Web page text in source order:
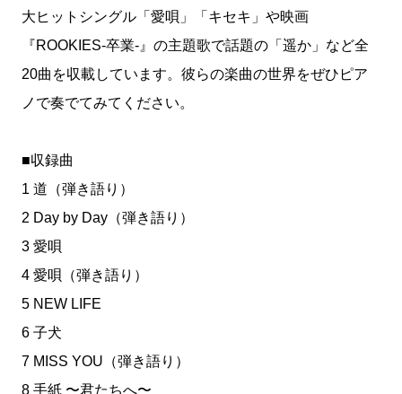
大ヒットシングル「愛唄」「キセキ」や映画
『ROOKIES-卒業-』の主題歌で話題の「遥か」など全
20曲を収載しています。彼らの楽曲の世界をぜひピア
ノで奏でてみてください。
■収録曲
1 道（弾き語り）
2 Day by Day（弾き語り）
3 愛唄
4 愛唄（弾き語り）
5 NEW LIFE
6 子犬
7 MISS YOU（弾き語り）
8 手紙 〜君たちへ〜